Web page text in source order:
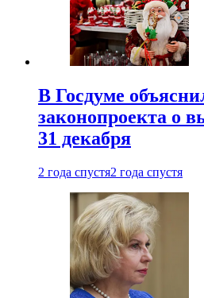
В Госдуме
законопроекта о
31 декабря
2 года спустя2 года спустя